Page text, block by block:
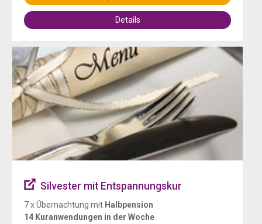
Details
Silvester mit Entspannungskur
7 x Übernachtung mit Halbpension
14 Kuranwendungen in der Woche